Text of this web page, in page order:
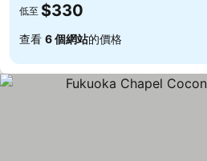
低至 $330
查看 6 個網站的價格